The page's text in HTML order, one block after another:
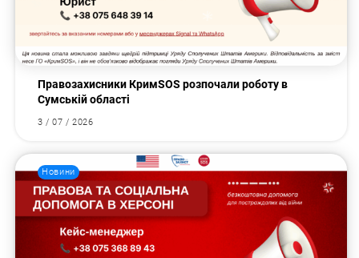
Правозахисники КримSOS розпочали роботу в
Сумській області
3 / 07 / 2026
Новини